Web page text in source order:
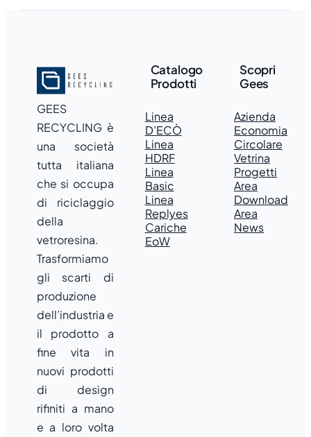
GEES
RECYCLING è
una società
tutta italiana
che si occupa
di riciclaggio
della
vetroresina.
Trasformiamo
gli scarti di
produzione
dell’industria e
il prodotto a
fine vita in
nuovi prodotti
di design
rifiniti a mano
e a loro volta
Catalogo
Prodotti
Linea
D’ECÒ
Linea
HDRF
Linea
Basic
Linea
Replyes
Cariche
EoW
Scopri
Gees
Azienda
Economia
Circolare
Vetrina
Progetti
Area
Download
Area
News